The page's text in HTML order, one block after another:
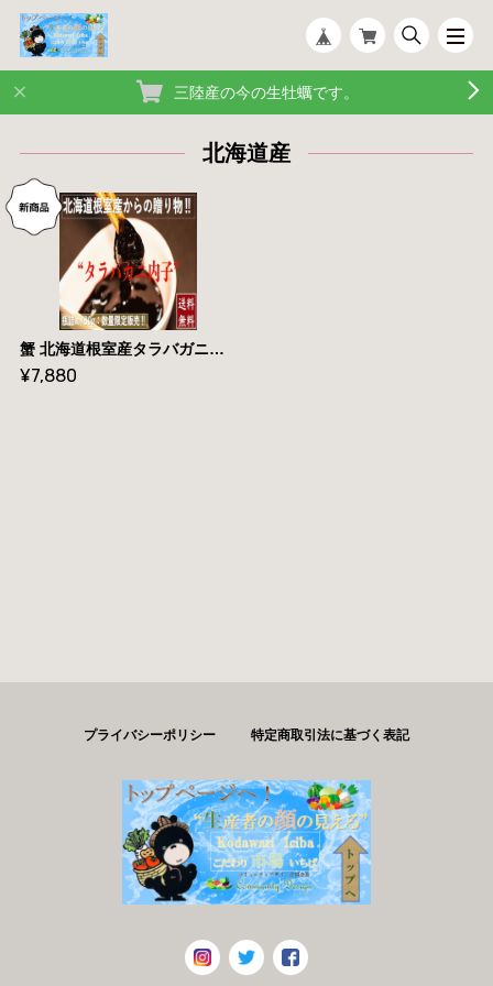
三陸産の今の生牡蠣です。
北海道産
蟹 北海道根室産タラバガニ内子 瓶詰/８０g 冷凍 産地直送 送料無料
¥7,880
プライバシーポリシー 特定商取引法に基づく表記